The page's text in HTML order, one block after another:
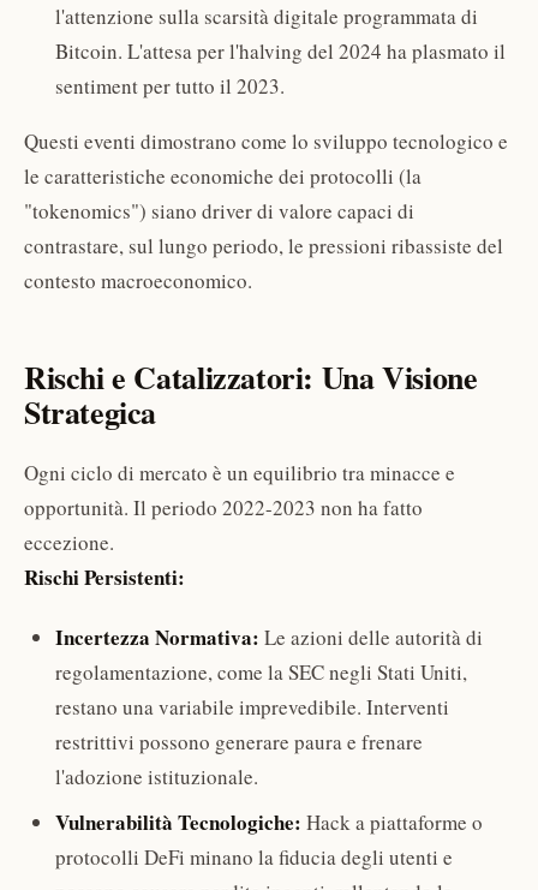
l'attenzione sulla scarsità digitale programmata di
Bitcoin. L'attesa per l'halving del 2024 ha plasmato il
sentiment per tutto il 2023.
Questi eventi dimostrano come lo sviluppo tecnologico e
le caratteristiche economiche dei protocolli (la
"tokenomics") siano driver di valore capaci di
contrastare, sul lungo periodo, le pressioni ribassiste del
contesto macroeconomico.
Rischi e Catalizzatori: Una Visione
Strategica
Ogni ciclo di mercato è un equilibrio tra minacce e
opportunità. Il periodo 2022-2023 non ha fatto
eccezione.
Rischi Persistenti:
Incertezza Normativa: Le azioni delle autorità di
regolamentazione, come la SEC negli Stati Uniti,
restano una variabile imprevedibile. Interventi
restrittivi possono generare paura e frenare
l'adozione istituzionale.
Vulnerabilità Tecnologiche: Hack a piattaforme o
protocolli DeFi minano la fiducia degli utenti e